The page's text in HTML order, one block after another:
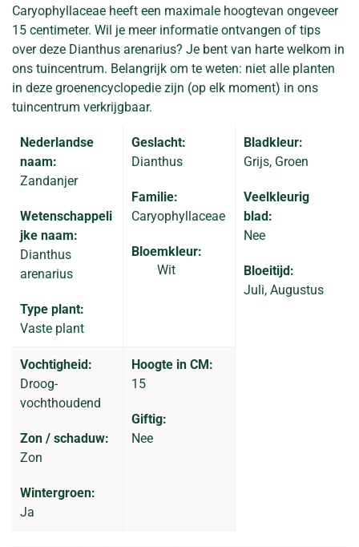
Caryophyllaceae heeft een maximale hoogtevan ongeveer
15 centimeter. Wil je meer informatie ontvangen of tips
over deze Dianthus arenarius? Je bent van harte welkom in
ons tuincentrum. Belangrijk om te weten: niet alle planten
in deze groenencyclopedie zijn (op elk moment) in ons
tuincentrum verkrijgbaar.
Nederlandse
naam:
Zandanjer
Wetenschappeli
jke naam:
Dianthus
arenarius
Type plant:
Vaste plant
Geslacht:
Dianthus
Familie:
Caryophyllaceae
Bloemkleur:
Wit
Bladkleur:
Grijs, Groen
Veelkleurig
blad:
Nee
Bloeitijd:
Juli, Augustus
Vochtigheid:
Droog-
vochthoudend
Zon / schaduw:
Zon
Wintergroen:
Ja
Hoogte in CM:
15
Giftig:
Nee